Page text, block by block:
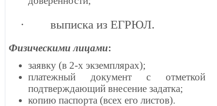
· выписка из ЕГРЮЛ.
Физическими лицами:
заявку (в 2-х экземплярах);
платежный документ с отметкой
подтверждающий внесение задатка;
копию паспорта (всех его листов).